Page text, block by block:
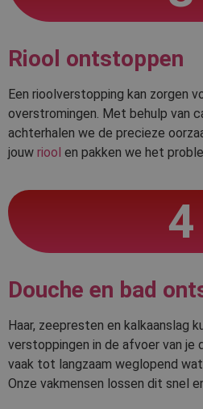
Riool ontstoppen
Een rioolverstopping kan zorgen
overstromingen. Met behulp van
achterhalen we de precieze
jouw riool en pakken we het
4
Douche en bad
Haar, zeepresten en kalkaanslag
verstoppingen in de afvoer van je
vaak tot langzaam weglopend
Onze vakmensen lossen dit snel